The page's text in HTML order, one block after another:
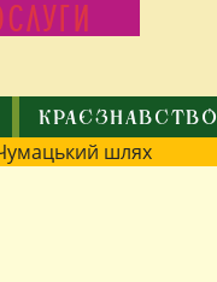
КРАЄЗНАВСТВО
шлях